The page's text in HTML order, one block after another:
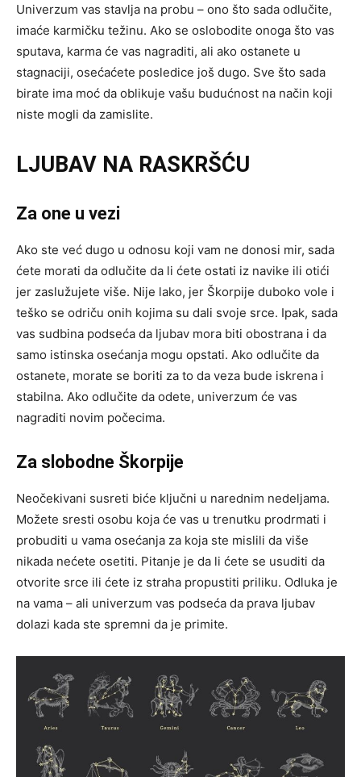
Univerzum vas stavlja na probu – ono što sada odlučite,
imaće karmičku težinu. Ako se oslobodite onoga što vas
sputava, karma će vas nagraditi, ali ako ostanete u
stagnaciji, osećaćete posledice još dugo. Sve što sada
birate ima moć da oblikuje vašu budućnost na način koji
niste mogli da zamislite.
LJUBAV NA RASKRŠĆU
Za one u vezi
Ako ste već dugo u odnosu koji vam ne donosi mir, sada
ćete morati da odlučite da li ćete ostati iz navike ili otići
jer zaslužujete više. Nije lako, jer Škorpije duboko vole i
teško se odriču onih kojima su dali svoje srce. Ipak, sada
vas sudbina podseća da ljubav mora biti obostrana i da
samo istinska osećanja mogu opstati. Ako odlučite da
ostanete, morate se boriti za to da veza bude iskrena i
stabilna. Ako odlučite da odete, univerzum će vas
nagraditi novim počecima.
Za slobodne Škorpije
Neočekivani susreti biće ključni u narednim nedeljama.
Možete sresti osobu koja će vas u trenutku prodrmati i
probuditi u vama osećanja za koja ste mislili da više
nikada nećete osetiti. Pitanje je da li ćete se usuditi da
otvorite srce ili ćete iz straha propustiti priliku. Odluka je
na vama – ali univerzum vas podseća da prava ljubav
dolazi kada ste spremni da je primite.